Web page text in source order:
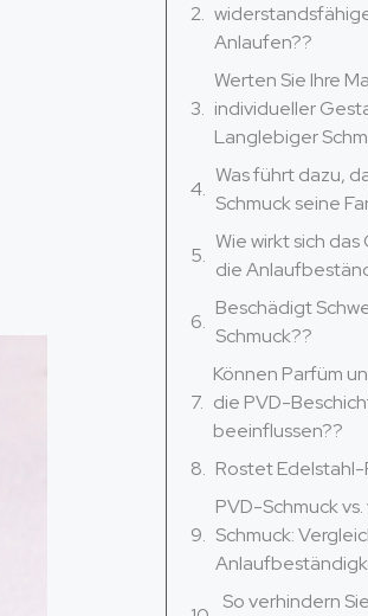
Anlaufen??
Werten Sie Ihre
individueller
Langlebiger
Was führt dazu,
Schmuck seine
Wie wirkt sich
die
Beschädigt
Schmuck??
Können Parfüm
die PVD-
beeinflussen??
Rostet
PVD-Schmuck
Schmuck:
So verhindern